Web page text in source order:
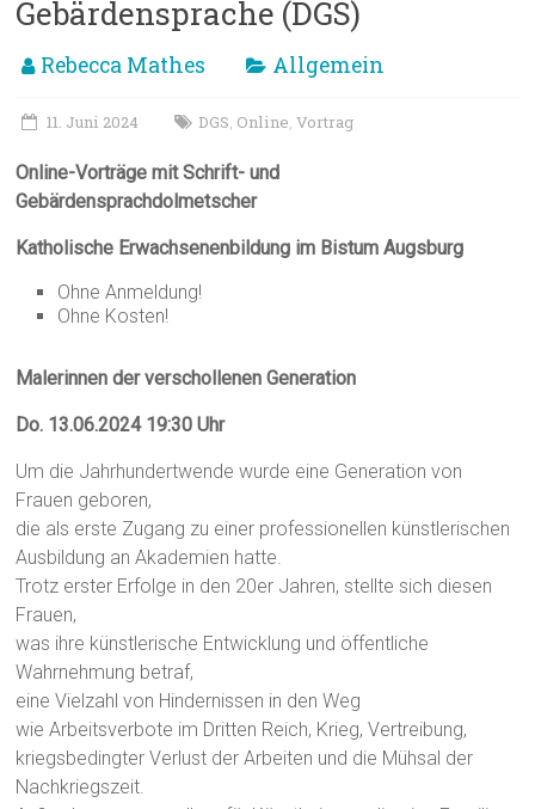
Gebärdensprache (DGS)
Rebecca Mathes Allgemein
11. Juni 2024 DGS, Online,Vortrag
Online-Vorträge mit Schrift- und
Gebärdensprachdolmetscher
Katholische Erwachsenenbildung im Bistum Augsburg
Ohne Anmeldung!
Ohne Kosten!
Malerinnen der verschollenen Generation
Do. 13.06.2024 19:30 Uhr
Um die Jahrhundertwende wurde eine Generation von
Frauen geboren,
die als erste Zugang zu einer professionellen künstlerischen
Ausbildung an Akademien hatte.
Trotz erster Erfolge in den 20er Jahren, stellte sich diesen
Frauen,
was ihre künstlerische Entwicklung und öffentliche
Wahrnehmung betraf,
eine Vielzahl von Hindernissen in den Weg
wie Arbeitsverbote im Dritten Reich, Krieg, Vertreibung,
kriegsbedingter Verlust der Arbeiten und die Mühsal der
Nachkriegszeit.